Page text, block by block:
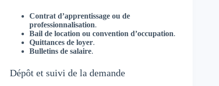
Contrat d’apprentissage ou de
professionnalisation.
Bail de location ou convention d’occupation.
Quittances de loyer.
Bulletins de salaire.
Dépôt et suivi de la demande